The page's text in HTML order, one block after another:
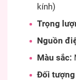
kính)
Trọng
Nguồn
Màu sắc:
Đối tượng